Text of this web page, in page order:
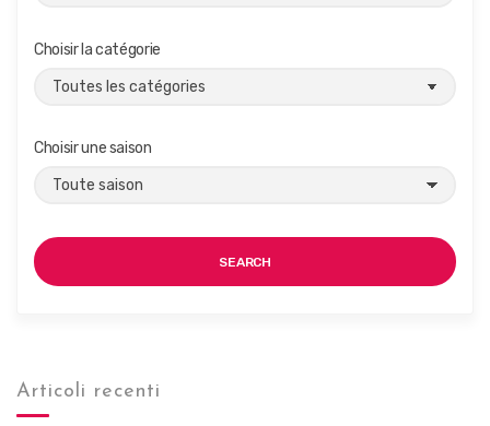
Choisir la catégorie
Choisir une saison
SEARCH
Articoli recenti